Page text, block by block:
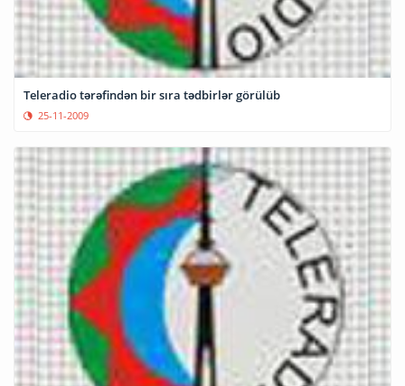
Teleradio tərəfindən bir sıra tədbirlər görülüb
25-11-2009